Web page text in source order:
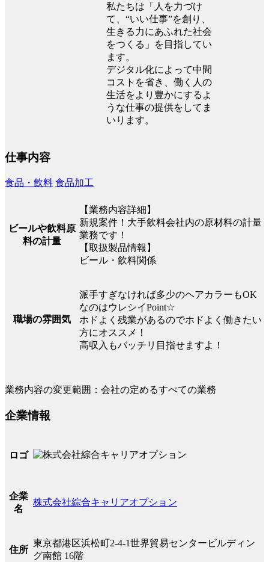
私たちは「人を力づけ
て、“いい仕事”を創り、
生きる力にあふれた社会
をつくる」を目指してい
ます。
デジタル化によって中間
コストを省き、働く人の
生活をより豊かにするよ
うな仕事の提供をしてま
いります。
仕事内容
食品・飲料 食品加工
ビールや飲料原
料の計量
【業務内容詳細】
新規案件！大手飲料会社内の原材料の計量
業務です！
【取扱製品情報】
ビール・飲料関係
職場の雰囲気
派手すぎなければ多少のヘアカラーもOK
なのはウレシイPoint☆
ホドよく残業があるのでホドよく働きたい
方にオススメ！
高収入もバッチリ目指せますよ！
業務内容の変更範囲：会社の定めるすべての業務
企業情報
ロゴ
企業
名
株式会社綜合キャリアオプション
住所
東京都港区浜松町2-4-1世界貿易センタービルディン
グ南館 16階